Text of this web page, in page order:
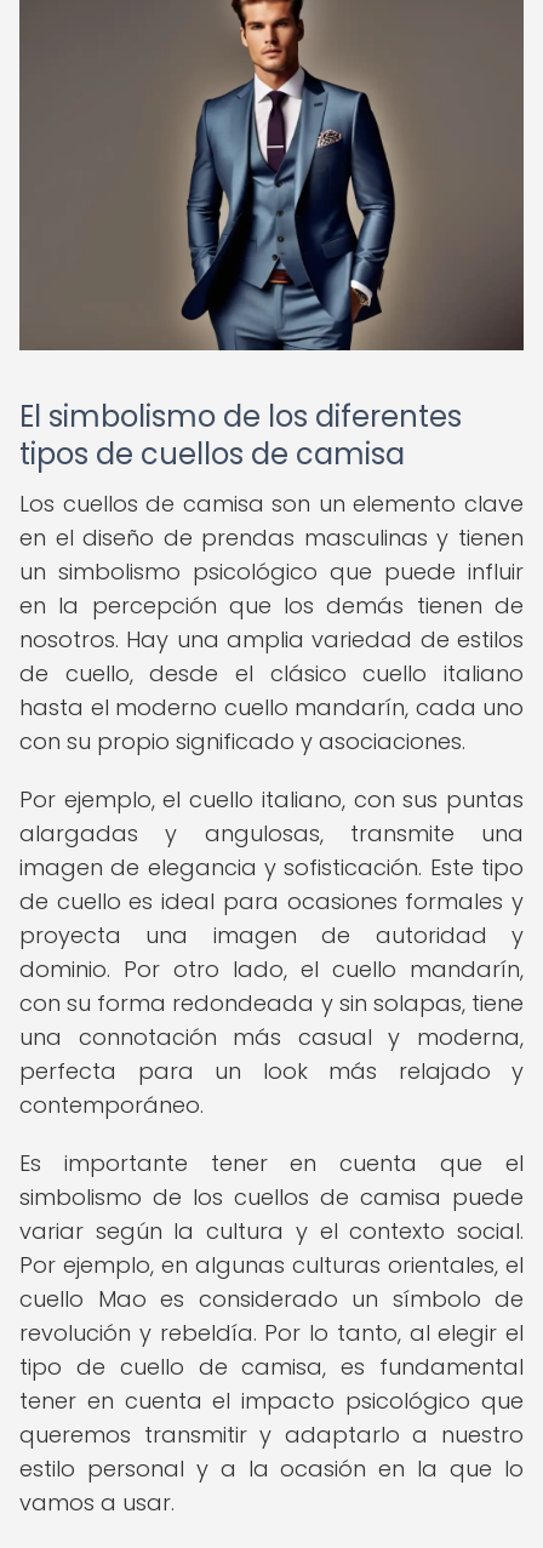
El simbolismo de los diferentes
tipos de cuellos de camisa
Los cuellos de camisa son un elemento clave
en el diseño de prendas masculinas y tienen
un simbolismo psicológico que puede influir
en la percepción que los demás tienen de
nosotros. Hay una amplia variedad de estilos
de cuello, desde el clásico cuello italiano
hasta el moderno cuello mandarín, cada uno
con su propio significado y asociaciones.
Por ejemplo, el cuello italiano, con sus puntas
alargadas y angulosas, transmite una
imagen de elegancia y sofisticación. Este tipo
de cuello es ideal para ocasiones formales y
proyecta una imagen de autoridad y
dominio. Por otro lado, el cuello mandarín,
con su forma redondeada y sin solapas, tiene
una connotación más casual y moderna,
perfecta para un look más relajado y
contemporáneo.
Es importante tener en cuenta que el
simbolismo de los cuellos de camisa puede
variar según la cultura y el contexto social.
Por ejemplo, en algunas culturas orientales, el
cuello Mao es considerado un símbolo de
revolución y rebeldía. Por lo tanto, al elegir el
tipo de cuello de camisa, es fundamental
tener en cuenta el impacto psicológico que
queremos transmitir y adaptarlo a nuestro
estilo personal y a la ocasión en la que lo
vamos a usar.